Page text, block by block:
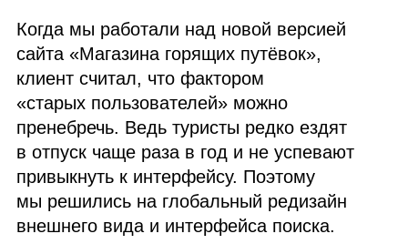
Когда мы работали над новой версией
сайта «Магазина горящих путёвок»,
клиент считал, что фактором
«старых пользователей» можно
пренебречь. Ведь туристы редко ездят
в отпуск чаще раза в год и не успевают
привыкнуть к интерфейсу. Поэтому
мы решились на глобальный редизайн
внешнего вида и интерфейса поиска.